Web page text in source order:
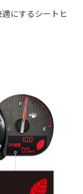
にするシートヒ